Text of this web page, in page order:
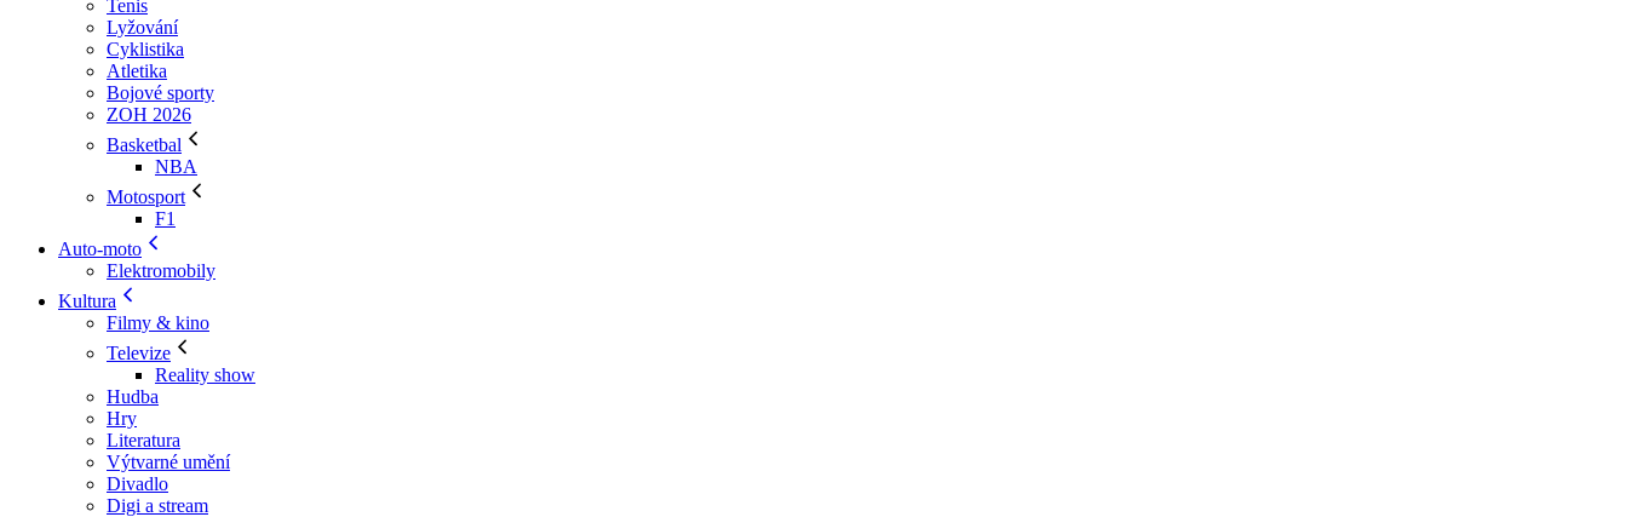
Tenis
Lyžování
Cyklistika
Atletika
Bojové sporty
ZOH 2026
Basketbal
NBA
Motosport
F1
Auto-moto
Elektromobily
Kultura
Filmy & kino
Televize
Reality show
Hudba
Hry
Literatura
Výtvarné umění
Divadlo
Digi a stream